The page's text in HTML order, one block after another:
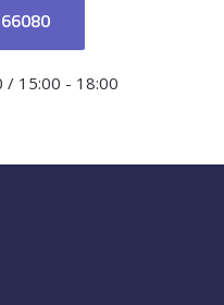
/ 15:00 - 18:00